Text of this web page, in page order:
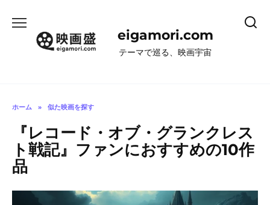
eigamori.com
テーマで巡る、映画宇宙
ホーム » 似た映画を探す
『レコード・オブ・グランクレス
ト戦記』ファンにおすすめの10作
品